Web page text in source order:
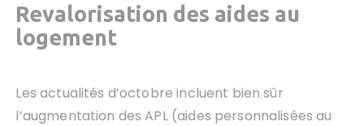
Revalorisation des aides au
logement
Les actualités d’octobre incluent bien sûr
l’augmentation des APL (aides personnalisées au